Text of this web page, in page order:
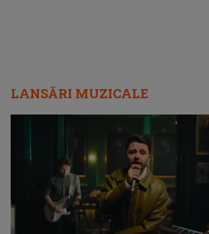
LANSĂRI MUZICALE